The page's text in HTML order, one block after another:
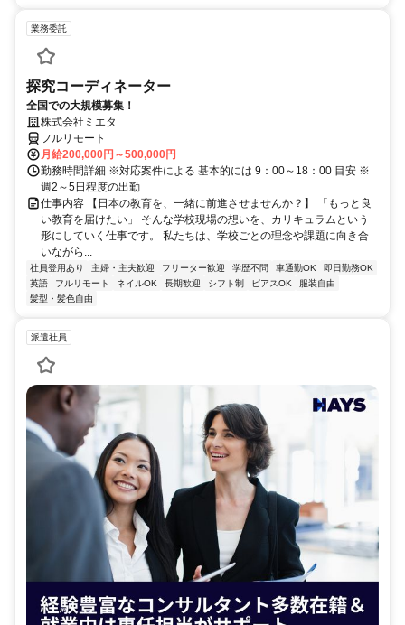
業務委託
探究コーディネーター
全国での大規模募集！
株式会社ミエタ
フルリモート
月給200,000円～500,000円
勤務時間詳細 ※対応案件による 基本的には 9：00～18：00 目安 ※
週2～5日程度の出勤
仕事内容 【日本の教育を、一緒に前進させませんか？】 「もっと良
い教育を届けたい」 そんな学校現場の想いを、カリキュラムという
形にしていく仕事です。 私たちは、学校ごとの理念や課題に向き合
いながら...
社員登用あり 主婦・主夫歓迎 フリーター歓迎 学歴不問 車通勤OK
即日勤務OK
英語
フルリモート ネイルOK 長期歓迎 シフト制 ピアスOK
服装自由
髪型・髪色自由
派遣社員